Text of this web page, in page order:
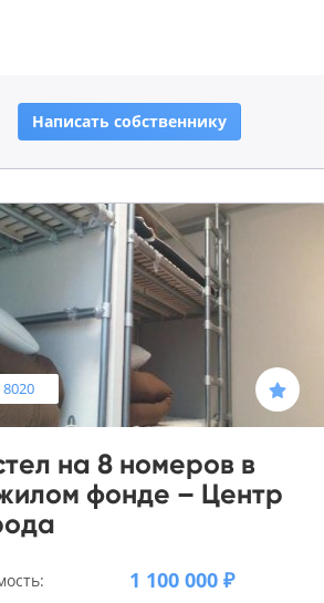
Написать собственнику
8020
на 8 номеров в
фонде – Центр
1 100 000 ₽